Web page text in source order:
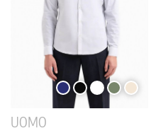
BLU
SCURO
NEROBIANCO
VERDEPANNA
UOMO